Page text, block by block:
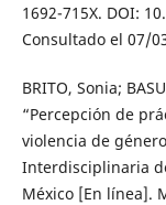
1692-715X. DOI:
Consultado el 07/
BRITO, Sonia;
“Percepción de
violencia de
Interdisciplinaria
México [En línea].